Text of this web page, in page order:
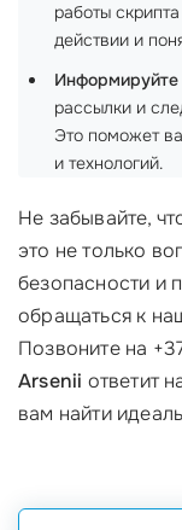
работы
действии и
Информируйте
рассылки и
Это поможет
и технологий.
Не забывайте,
это не только
безопасности и
обращаться к
Позвоните на
Arsenii ответит
вам найти